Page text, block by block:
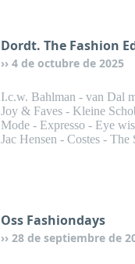
Dordt. The Fashion
4 de octubre de 2025
I.c.w. Bahlman - van Dal
Joy & Faves - Kleine
Mode - Expresso - Eye
Jac Hensen - Costes - The
Oss Fashiondays
28 de septiembre de